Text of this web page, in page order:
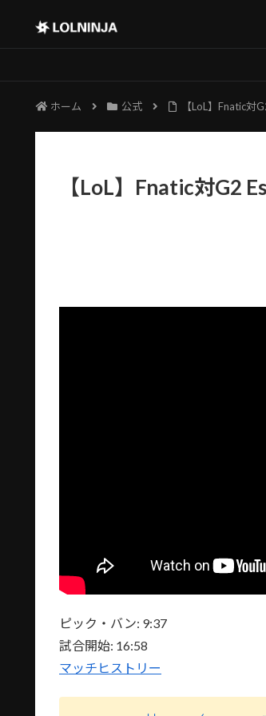
ホーム 公式 【LoL】Fnatic対
【LoL】Fnatic対G2
ピック・バン: 9:37
試合開始: 16:58
マッチヒストリー